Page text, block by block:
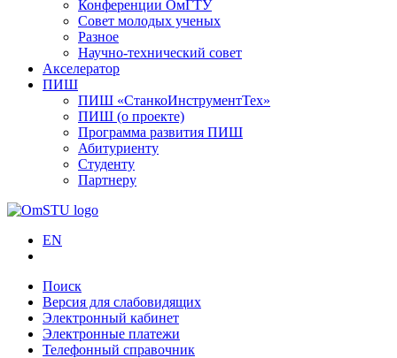
Конференции ОмГТУ
Совет молодых ученых
Разное
Научно-технический совет
Акселератор
ПИШ
ПИШ «СтанкоИнструментТех»
ПИШ (о проекте)
Программа развития ПИШ
Абитуриенту
Студенту
Партнеру
EN
Поиск
Версия для слабовидящих
Электронный кабинет
Электронные платежи
Телефонный справочник